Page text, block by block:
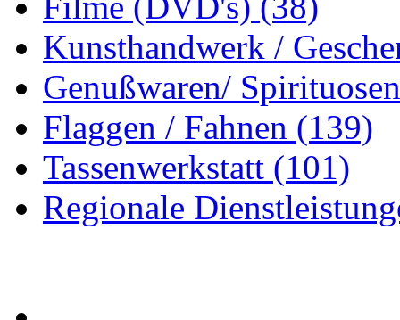
Kunsthandwerk /
Genußwaren/
Flaggen / Fahnen (139)
Tassenwerkstatt (101)
Regionale